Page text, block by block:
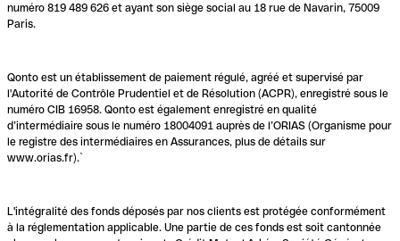
numéro 819 489 626 et ayant son siège social au 18 rue de Navarin, 75009
Paris.
Qonto est un établissement de paiement régulé, agréé et supervisé par
l'Autorité de Contrôle Prudentiel et de Résolution (ACPR), enregistré sous le
numéro CIB 16958. Qonto est également enregistré en qualité
d’intermédiaire sous le numéro 18004091 auprès de l’ORIAS (Organisme pour
le registre des intermédiaires en Assurances, plus de détails sur
www.orias.fr).`
L'intégralité des fonds déposés par nos clients est protégée conformément
à la réglementation applicable. Une partie de ces fonds est soit cantonnée